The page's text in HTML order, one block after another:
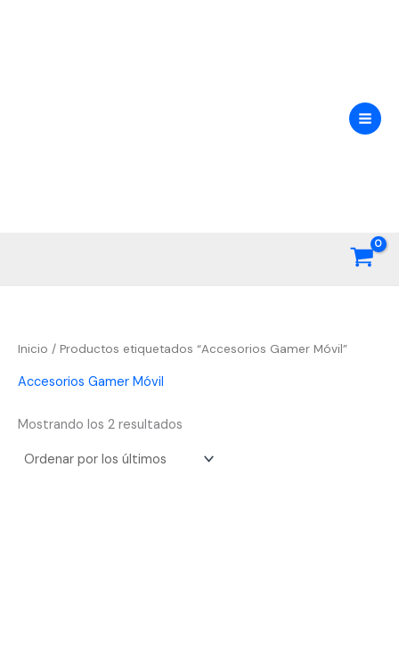
Inicio / Productos etiquetados “Accesorios Gamer Móvil”
Accesorios Gamer Móvil
Mostrando los 2 resultados
últimos